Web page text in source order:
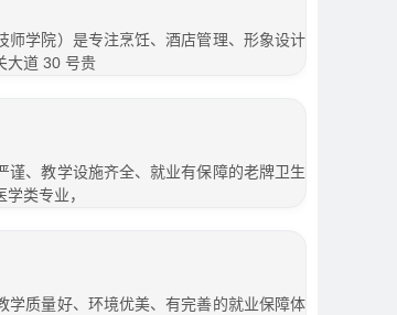
师学院）是专注烹饪、酒店管理、形象设计
大道 30 号贵
、教学设施齐全、就业有保障的老牌卫生
类专业，
学质量好、环境优美、有完善的就业保障体